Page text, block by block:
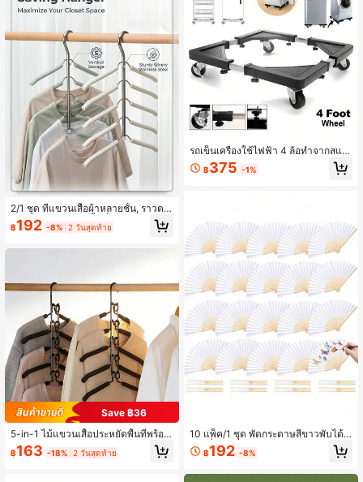
2/1 ชุด ที่แขวนเสื้อผ้าหลายชั้น, ราวตา
กผ้าโลหะ, ประหยัดพื้นที่, เหมาะสำหรับ
ตู้เสื้อผ้า, ห้องเก็บของ, ห้องนอน, ที่แขว
ระเบียบ
฿192 -8% 2 วันสุดท้าย
Save ฿36
5-in-1 ไม้แขวนเสื้อประหยัดพื้นที่พร้อม
ราวแขวนกางเกงแบบถอดได้และโฟมกั
นลื่น - ที่จัดระเบียบโลหะทนทานสำหรับ
฿163 -18% 2 วันสุดท้าย
รถเข็นเครื่องใช้ไฟฟ้า 4 ล้อทำจากสแต
นเลส - ฐานสไลด์ปรับได้ - เหมาะกับตู้เ
ย็น เครื่องซักผ้า และเครื่องอบผ้า - ชั้นจั
฿375 -1%
10 แพ็ค/1 ชุด พัดกระดาษสีขาวพับได้พ
ร้อมซี่ไม้ไผ่ พัดมือถือเบาๆ สำหรับการว
าดภาพ DIY ของขวัญงานแต่งงาน วันเ
฿192 -8%